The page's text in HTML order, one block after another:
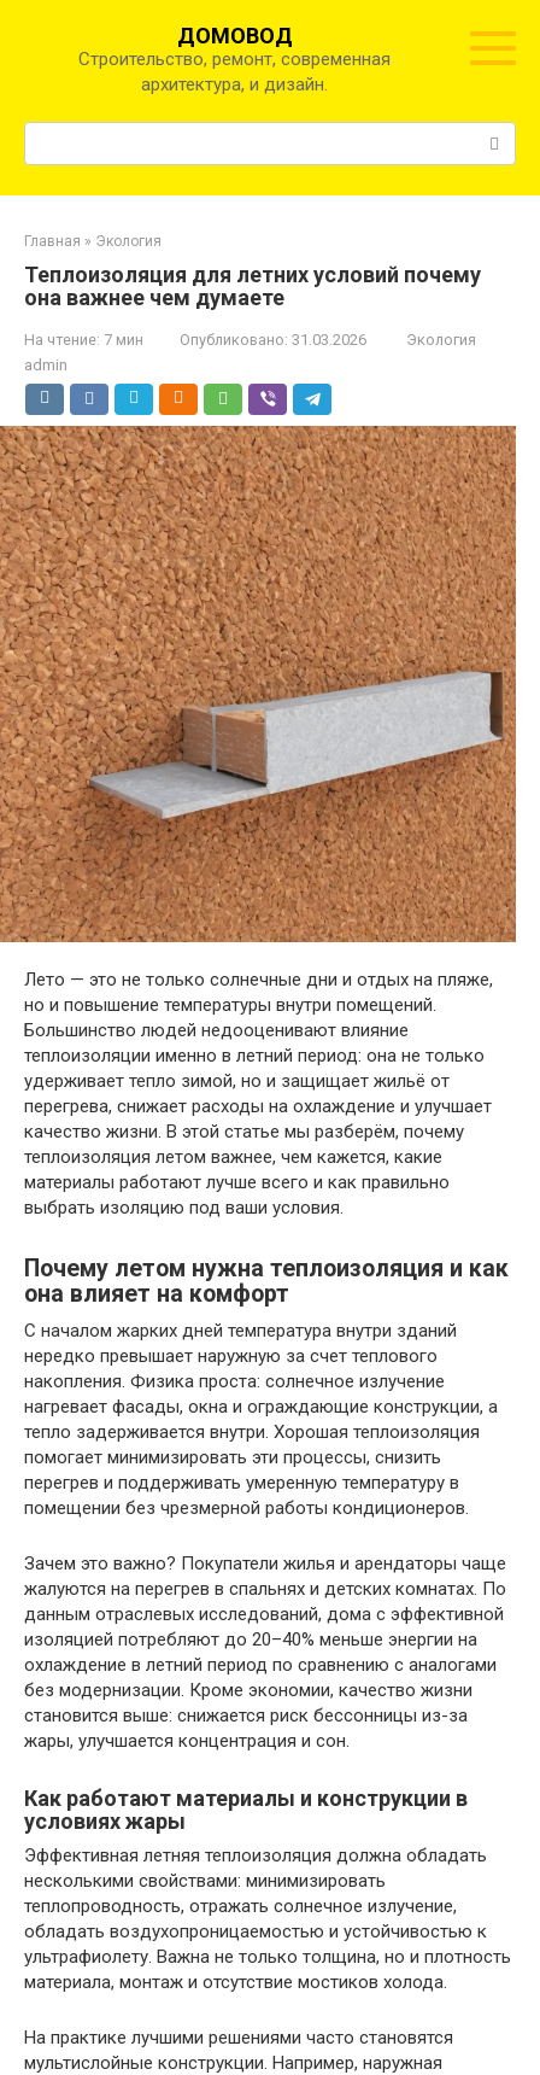
ДОМОВОД
Строительство, ремонт, современная
архитектура, и дизайн.
Главная » Экология
Теплоизоляция для летних условий почему
она важнее чем думаете
На чтение: 7 мин Опубликовано: 31.03.2026
Экология
admin
Лето — это не только солнечные дни и отдых на пляже,
но и повышение температуры внутри помещений.
Большинство людей недооценивают влияние
теплоизоляции именно в летний период: она не только
удерживает тепло зимой, но и защищает жильё от
перегрева, снижает расходы на охлаждение и улучшает
качество жизни. В этой статье мы разберём, почему
теплоизоляция летом важнее, чем кажется, какие
материалы работают лучше всего и как правильно
выбрать изоляцию под ваши условия.
Почему летом нужна теплоизоляция и как
она влияет на комфорт
С началом жарких дней температура внутри зданий
нередко превышает наружную за счет теплового
накопления. Физика проста: солнечное излучение
нагревает фасады, окна и ограждающие конструкции, а
тепло задерживается внутри. Хорошая теплоизоляция
помогает минимизировать эти процессы, снизить
перегрев и поддерживать умеренную температуру в
помещении без чрезмерной работы кондиционеров.
Зачем это важно? Покупатели жилья и арендаторы чаще
жалуются на перегрев в спальнях и детских комнатах. По
данным отраслевых исследований, дома с эффективной
изоляцией потребляют до 20–40% меньше энергии на
охлаждение в летний период по сравнению с аналогами
без модернизации. Кроме экономии, качество жизни
становится выше: снижается риск бессонницы из-за
жары, улучшается концентрация и сон.
Как работают материалы и конструкции в
условиях жары
Эффективная летняя теплоизоляция должна обладать
несколькими свойствами: минимизировать
теплопроводность, отражать солнечное излучение,
обладать воздухопроницаемостью и устойчивостью к
ультрафиолету. Важна не только толщина, но и плотность
материала, монтаж и отсутствие мостиков холода.
На практике лучшими решениями часто становятся
мультислойные конструкции. Например, наружная